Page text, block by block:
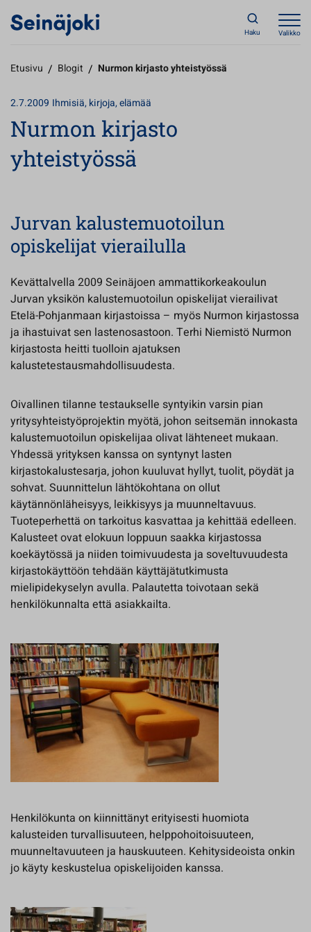
Haku Valikko
Etusivu / Blogit / Nurmon kirjasto yhteistyössä
2.7.2009 Ihmisiä, kirjoja, elämää
Nurmon kirjasto
yhteistyössä
Jurvan kalustemuotoilun
opiskelijat vierailulla
Kevättalvella 2009 Seinäjoen ammattikorkeakoulun
Jurvan yksikön kalustemuotoilun opiskelijat vierailivat
Etelä-Pohjanmaan kirjastoissa – myös Nurmon kirjastossa
ja ihastuivat sen lastenosastoon. Terhi Niemistö Nurmon
kirjastosta heitti tuolloin ajatuksen
kalustetestausmahdollisuudesta.
Oivallinen tilanne testaukselle syntyikin varsin pian
yritysyhteistyöprojektin myötä, johon seitsemän innokasta
kalustemuotoilun opiskelijaa olivat lähteneet mukaan.
Yhdessä yrityksen kanssa on syntynyt lasten
kirjastokalustesarja, johon kuuluvat hyllyt, tuolit, pöydät ja
sohvat. Suunnittelun lähtökohtana on ollut
käytännönläheisyys, leikkisyys ja muunneltavuus.
Tuoteperhettä on tarkoitus kasvattaa ja kehittää edelleen.
Kalusteet ovat elokuun loppuun saakka kirjastossa
koekäytössä ja niiden toimivuudesta ja soveltuvuudesta
kirjastokäyttöön tehdään käyttäjätutkimusta
mielipidekyselyn avulla. Palautetta toivotaan sekä
henkilökunnalta että asiakkailta.
Henkilökunta on kiinnittänyt erityisesti huomiota
kalusteiden turvallisuuteen, helppohoitoisuuteen,
muunneltavuuteen ja hauskuuteen. Kehitysideoista onkin
jo käyty keskustelua opiskelijoiden kanssa.